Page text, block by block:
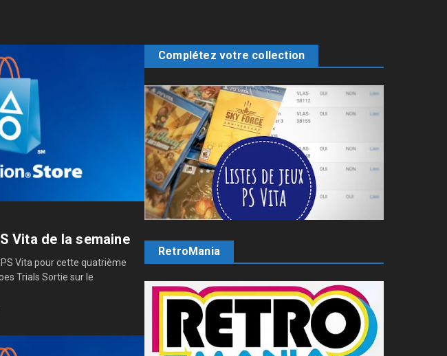
Vita de la semaine
Vita pour cette quatrième
Trials Sortie sur le
Complétez votre collection
RetroMania